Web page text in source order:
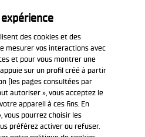
d'utilisation
confidentialité
d’achat
l'appli officiell
des cookies et des
mesurer vos interactions avec
et pour vous montrer une
sur un profil créé à partir
(les pages consultées par
autoriser », vous acceptez le
appareil à ces fins. En
vous pourrez choisir les
préférez activer ou refuser.